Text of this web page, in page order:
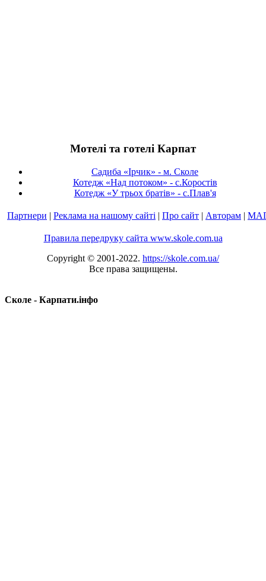
Мотелі та готелі Карпат
Садиба «Ірчик» - м. Сколе
Котедж «Над потоком» - с.Коростів
Котедж «У трьох братів» - с.Плав'я
Партнери | Реклама на нашому сайті | Про сайт | Авторам |
Правила передруку сайта www.skole.com.ua
Copyright © 2001-2022. https://skole.com.ua/
Все права защищены.
Сколе - Карпати.інфо